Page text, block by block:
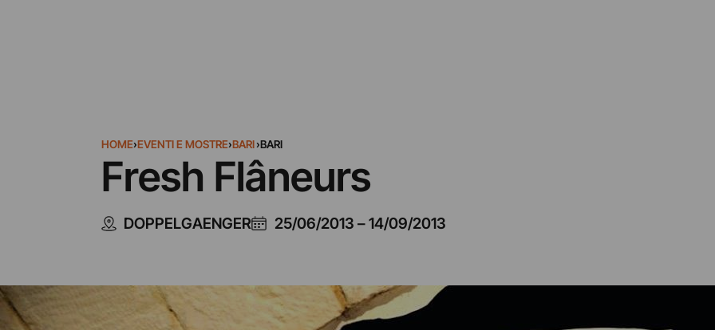
HOME›EVENTI E MOSTRE›BARI›BARI
Fresh Flâneurs
DOPPELGAENGER 25/06/2013 –14/09/2013